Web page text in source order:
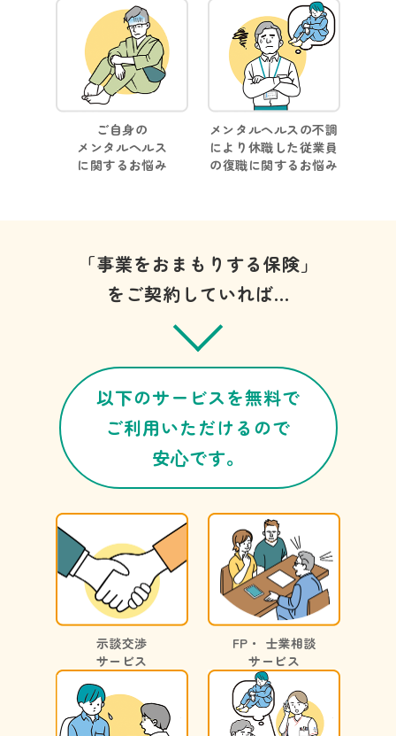
ご自身の
メンタルヘルス
に関するお悩み
メンタルヘルスの不調
により休職した従業員
の復職に関するお悩み
「事業をおまもりする保険」
をご契約していれば…
以下のサービスを無料で
ご利用いただけるので
安⼼です。
示談交渉
サービス
FP・ 士業相談
サービス